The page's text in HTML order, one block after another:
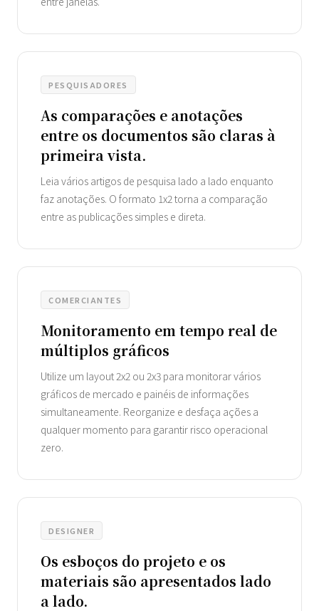
PESQUISADORES
As comparações e anotações
entre os documentos são claras à
primeira vista.
Leia vários artigos de pesquisa lado a lado enquanto
faz anotações. O formato 1x2 torna a comparação
entre as publicações simples e direta.
COMERCIANTES
Monitoramento em tempo real de
múltiplos gráficos
Utilize um layout 2x2 ou 2x3 para monitorar vários
gráficos de mercado e painéis de informações
simultaneamente. Reorganize e desfaça ações a
qualquer momento para garantir risco operacional
zero.
DESIGNER
Os esboços do projeto e os
materiais são apresentados lado
a lado.